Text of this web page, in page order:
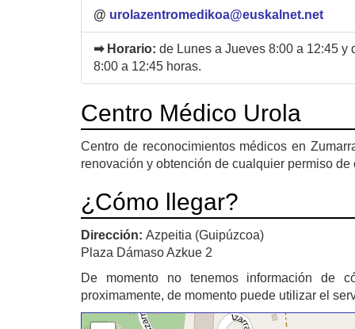
@ urolazentromedikoa@euskalnet.net
➡ Horario: de Lunes a Jueves 8:00 a 12:45 y
8:00 a 12:45 horas.
Centro Médico Urola
Centro de reconocimientos médicos en
renovación y obtención de cualquier permiso de
¿Cómo llegar?
Dirección: Azpeitia (Guipúzcoa)
Plaza Dámaso Azkue 2
De momento no tenemos información de
proximamente, de momento puede utilizar el